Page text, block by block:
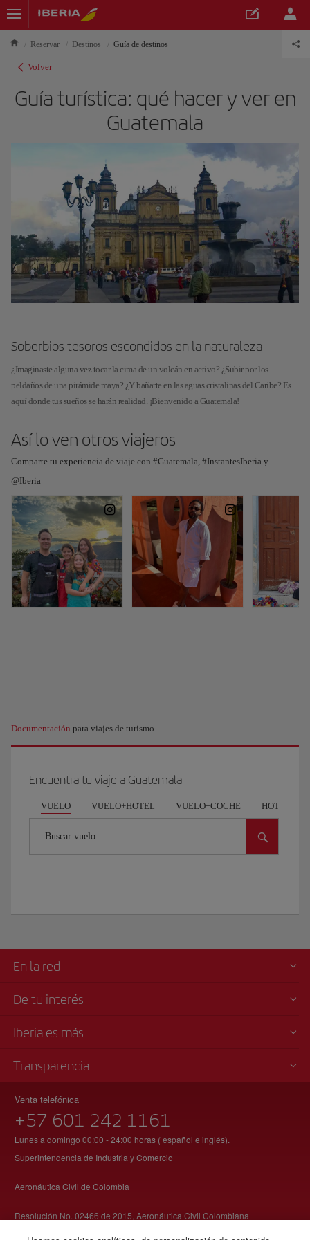
Reservar Destinos Guía de destinos
Volver
Guía turística: qué hacer y ver en
Guatemala
Soberbios tesoros escondidos en la naturaleza
¿Imaginaste alguna vez tocar la cima de un volcán en activo? ¿Subir por los
peldaños de una pirámide maya? ¿Y bañarte en las aguas cristalinas del Caribe? Es
aquí donde tus sueños se harán realidad. ¡Bienvenido a Guatemala!
Así lo ven otros viajeros
Comparte tu experiencia de viaje con #Guatemala, #InstantesIberia y
@Iberia
Documentación para viajes de turismo
Encuentra tu viaje a Guatemala
VUELO VUELO+HOTEL VUELO+COCHE HOTEL
Buscar vuelo
En la red
De tu interés
Iberia es más
Transparencia
Venta telefónica
+57 601 242 1161
Lunes a domingo 00:00 - 24:00 horas ( español e inglés).
Superintendencia de Industria y Comercio
Aeronáutica Civil de Colombia
Resolución No. 02466 de 2015, Aeronáutica Civil Colombiana